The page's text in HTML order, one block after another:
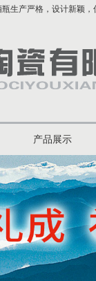
生产严格，设计新颖
产品展示